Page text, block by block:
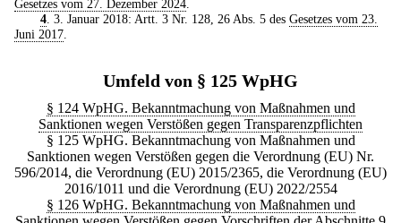
Gesetzes vom 27. Dezember 2024
4. 3. Januar 2018: Artt. 3 Nr. 128, 26 Abs. 5 des Gesetzes vom 23.
Juni 2017
Umfeld von § 125 WpHG
§ 124 WpHG. Bekanntmachung von Maßnahmen und
Sanktionen wegen Verstößen gegen Transparenzpflichten
§ 125 WpHG. Bekanntmachung von Maßnahmen und
Sanktionen wegen Verstößen gegen die Verordnung (EU) Nr.
596/2014, die Verordnung (EU) 2015/2365, die Verordnung (EU)
2016/1011 und die Verordnung (EU) 2022/2554
§ 126 WpHG. Bekanntmachung von Maßnahmen und